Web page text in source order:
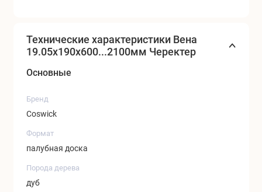
Технические характеристики Вена
19.05x190x600...2100мм Черектер
Основные
Бренд
Coswick
Формат
палубная доска
Порода дерева
дуб